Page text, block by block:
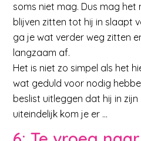
soms niet mag. Dus mag het
blijven zitten tot hij in slaapt
ga je wat verder weg zitten
langzaam af.
Het is niet zo simpel als het
wat geduld voor nodig
beslist uitleggen dat hij in
uiteindelijk kom je er …